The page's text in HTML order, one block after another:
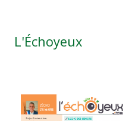
L'Échoyeux